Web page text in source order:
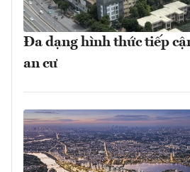
Đa dạng hình thức tiếp
an cư